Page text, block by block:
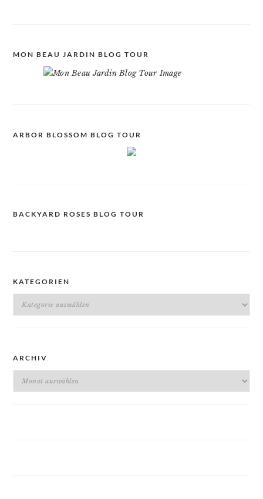
MON BEAU JARDIN BLOG TOUR
ARBOR BLOSSOM BLOG TOUR
BACKYARD ROSES BLOG TOUR
KATEGORIEN
Kategorien
ARCHIV
Archiv